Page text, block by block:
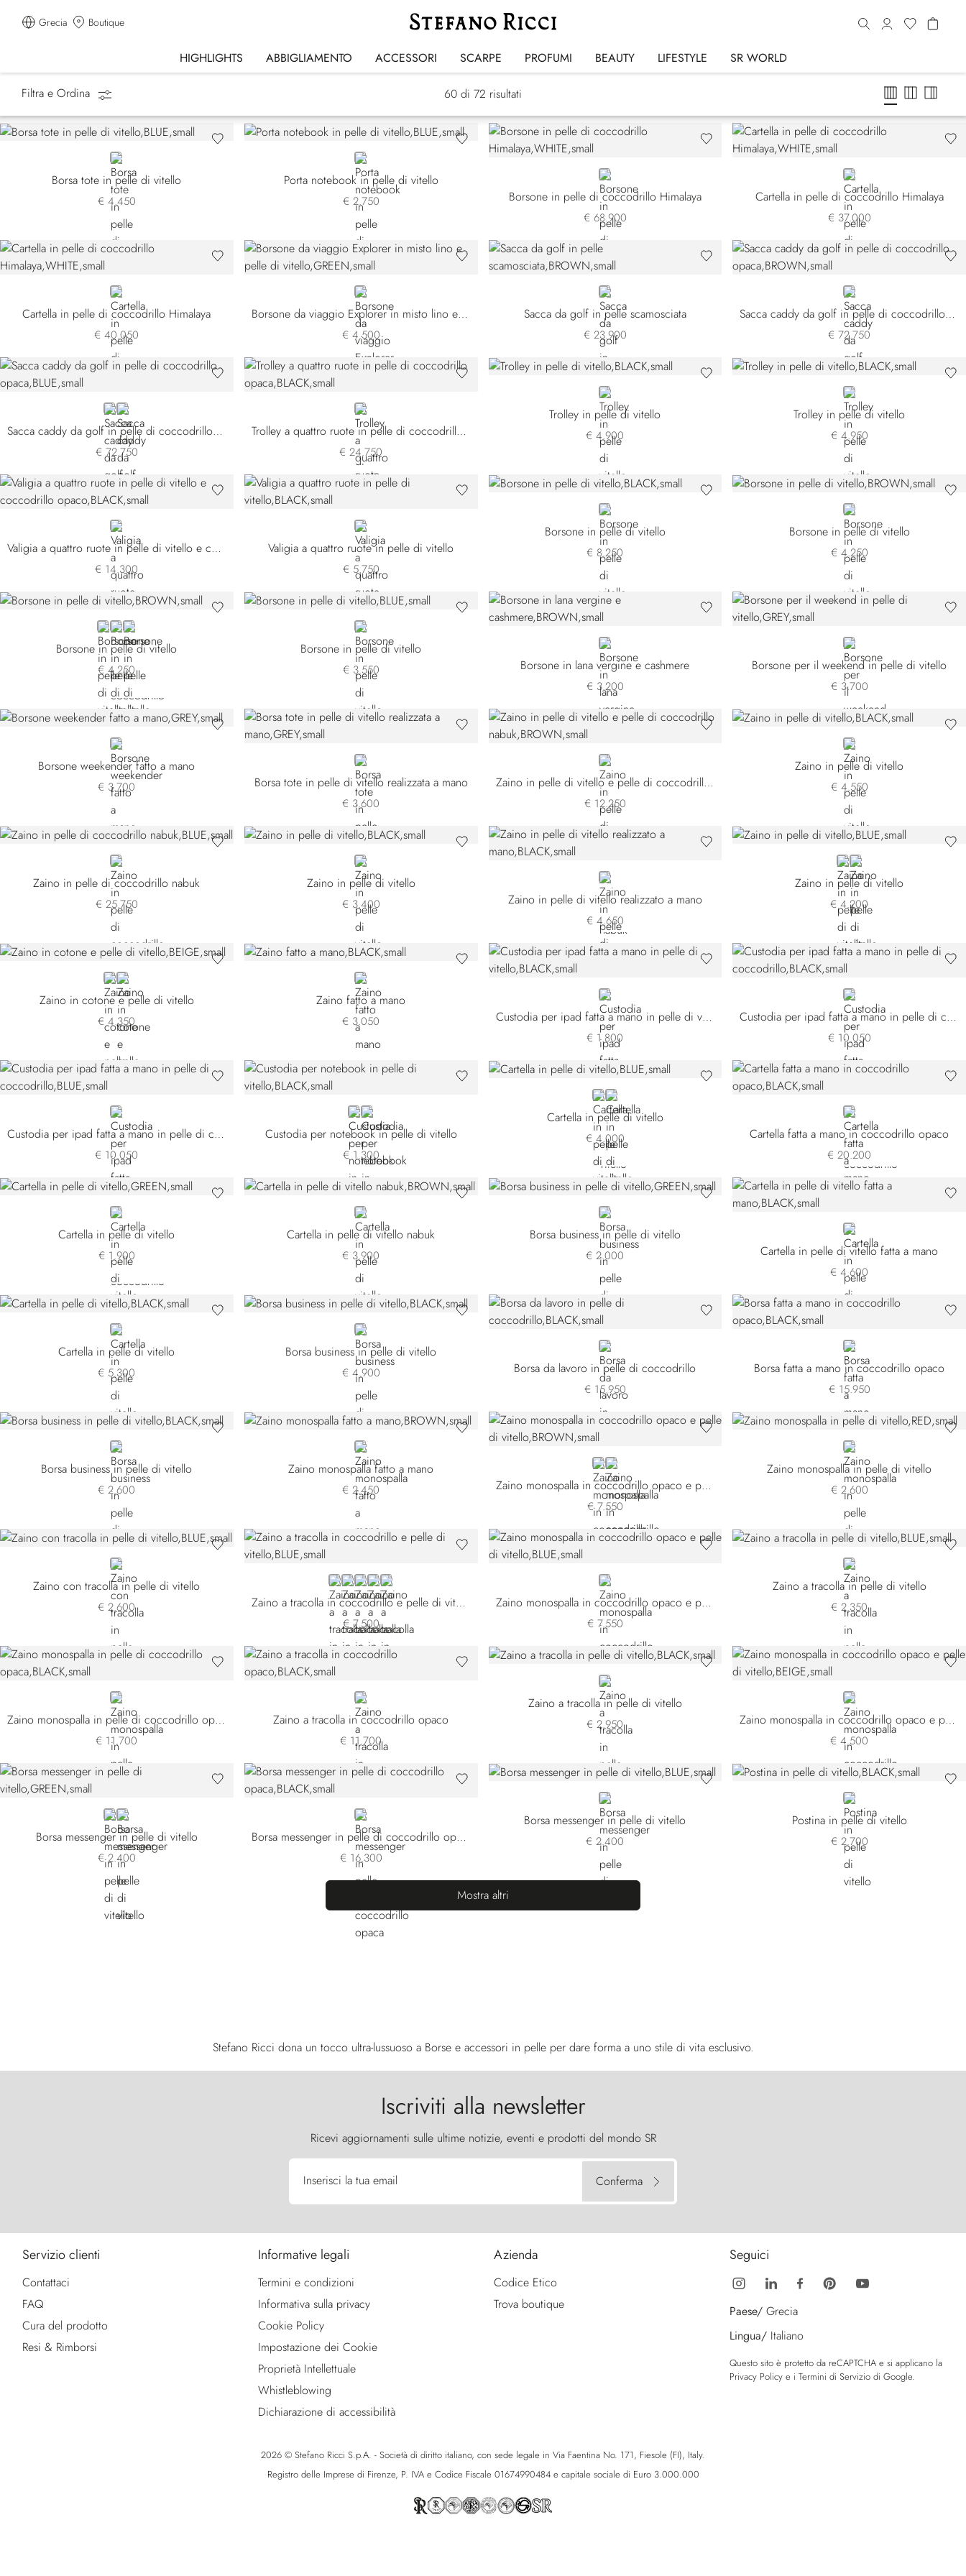
Grecia Boutique
HIGHLIGHTS ABBIGLIAMENTO ACCESSORI SCARPE PROFUMI BEAUTY LIFESTYLE SR WORLD
Homepage Accessori
Borse
Filtra e Ordina 60 di 72 risultati
BLUE
Borsa tote in pelle di vitello
€ 4.450
BLUE
Porta notebook in pelle di vitello
€ 2.750
WHITE
Borsone in pelle di coccodrillo Himalaya
€ 68.900
WHITE
Cartella in pelle di coccodrillo Himalaya
€ 37.000
WHITE
Cartella in pelle di coccodrillo Himalaya
€ 40.050
GREEN
Borsone da viaggio Explorer in misto lino e pelle di vitello
€ 4.500
BROWN
Sacca da golf in pelle scamosciata
€ 23.900
BROWN
Sacca caddy da golf in pelle di coccodrillo opaca
€ 72.750
BLUE CS-B072
GREEN
Sacca caddy da golf in pelle di coccodrillo opaca
€ 72.750
BLACK
Trolley a quattro ruote in pelle di coccodrillo opaca
€ 24.750
BLACK
Trolley in pelle di vitello
€ 4.900
BLACK
Trolley in pelle di vitello
€ 4.950
BLACK
Valigia a quattro ruote in pelle di vitello e coccodrillo opaco
€ 14.300
BLACK
Valigia a quattro ruote in pelle di vitello
€ 5.750
BLACK
Borsone in pelle di vitello
€ 8.250
BROWN
Borsone in pelle di vitello
€ 4.250
BROWN
BLACKGREEN
Borsone in pelle di vitello
€ 4.250
BLUE
Borsone in pelle di vitello
€ 3.550
BROWN
Borsone in lana vergine e cashmere
€ 3.200
GREY
Borsone per il weekend in pelle di vitello
€ 3.700
GREY
Borsone weekender fatto a mano
€ 3.700
GREY
Borsa tote in pelle di vitello realizzata a mano
€ 3.600
BROWN
Zaino in pelle di vitello e pelle di coccodrillo nabuk
€ 12.250
BLACK
Zaino in pelle di vitello
€ 4.550
BLUE
Zaino in pelle di coccodrillo nabuk
€ 25.750
BLACK
Zaino in pelle di vitello
€ 3.400
BLACK
Zaino in pelle di vitello realizzato a mano
€ 4.650
BLUEBLACK
Zaino in pelle di vitello
€ 4.200
BEIGEGREEN
Zaino in cotone e pelle di vitello
€ 4.350
BLACK
Zaino fatto a mano
€ 3.050
BLACK
Custodia per ipad fatta a mano in pelle di vitello
€ 1.800
BLACK
Custodia per ipad fatta a mano in pelle di coccodrillo
€ 10.050
BLUE
Custodia per ipad fatta a mano in pelle di coccodrillo
€ 10.050
BLACKGREEN
Custodia per notebook in pelle di vitello
€ 1.300
BLUEBLACK
Cartella in pelle di vitello
€ 4.000
BLACK
Cartella fatta a mano in coccodrillo opaco
€ 20.200
GREEN
Cartella in pelle di vitello
€ 1.900
BROWN
Cartella in pelle di vitello nabuk
€ 3.900
GREEN
Borsa business in pelle di vitello
€ 2.000
BLACK
Cartella in pelle di vitello fatta a mano
€ 4.600
BLACK
Cartella in pelle di vitello
€ 5.300
BLACK
Borsa business in pelle di vitello
€ 4.900
BLACK
Borsa da lavoro in pelle di coccodrillo
€ 15.950
BLACK
Borsa fatta a mano in coccodrillo opaco
€ 15.950
BLACK
Borsa business in pelle di vitello
€ 2.600
BROWN
Zaino monospalla fatto a mano
€ 2.450
BROWN
VIOLET
Zaino monospalla in coccodrillo opaco e pelle di vitello
€ 7.550
RED
Zaino monospalla in pelle di vitello
€ 2.600
BLUE
Zaino con tracolla in pelle di vitello
€ 2.600
BLUE CSVD-B072
BEIGE CSVD-M055
BEIGE CSVD-M074
REDGREEN
Zaino a tracolla in coccodrillo e pelle di vitello
€ 7.500
BLUE
Zaino monospalla in coccodrillo opaco e pelle di vitello
€ 7.550
BLUE
Zaino a tracolla in pelle di vitello
€ 2.350
BLACK
Zaino monospalla in pelle di coccodrillo opaca
€ 11.700
BLACK
Zaino a tracolla in coccodrillo opaco
€ 11.700
BLACK
Zaino a tracolla in pelle di vitello
€ 2.950
BEIGE
Zaino monospalla in coccodrillo opaco e pelle di vitello
€ 4.500
GREENBROWN
Borsa messenger in pelle di vitello
€ 2.400
BLACK
Borsa messenger in pelle di coccodrillo opaca
€ 16.300
BLUE
Borsa messenger in pelle di vitello
€ 2.400
BLACK
Postina in pelle di vitello
€ 2.700
Mostra altri
Stefano Ricci dona un tocco ultra-lussuoso a Borse e accessori in pelle per dare forma a uno stile di vita esclusivo.
Iscriviti alla newsletter
Ricevi aggiornamenti sulle ultime notizie, eventi e prodotti del mondo SR
Inserisci la tua email Conferma
Servizio clienti
Contattaci
FAQ
Cura del prodotto
Resi & Rimborsi
Informative legali
Termini e condizioni
Informativa sulla privacy
Cookie Policy
Impostazione dei Cookie
Proprietà Intellettuale
Whistleblowing
Dichiarazione di accessibilità
Azienda
Codice Etico
Trova boutique
Seguici
Paese/ Grecia
Lingua/ Italiano
Questo sito è protetto da reCAPTCHA e si applicano la
Privacy Policy e i Termini di Servizio di Google.
2026 © Stefano Ricci S.p.A. - Società di diritto italiano, con sede legale in Via Faentina No. 171, Fiesole (FI), Italy.
Registro delle Imprese di Firenze, P. IVA e Codice Fiscale 01674990484 e capitale sociale di Euro 3.000.000